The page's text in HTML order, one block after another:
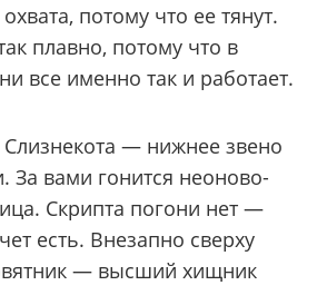
потому что ее тянут.
плавно, потому что в
все именно так и работает.
Слизнекота — нижнее звено
За вами гонится неоново-
Скрипта погони нет —
есть. Внезапно сверху
— высший хищник